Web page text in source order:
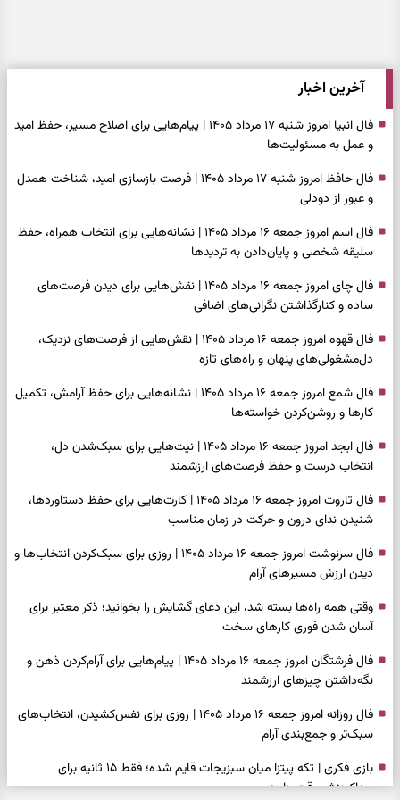
آخرین اخبار
فال انبیا امروز شنبه ۱۷ مرداد ۱۴۰۵ | پیام‌هایی برای اصلاح مسیر، حفظ امید
و عمل به مسئولیت‌ها
فال حافظ امروز شنبه ۱۷ مرداد ۱۴۰۵ | فرصت بازسازی امید، شناخت همدل
و عبور از دودلی
فال اسم امروز جمعه ۱۶ مرداد ۱۴۰۵ | نشانه‌هایی برای انتخاب همراه، حفظ
سلیقه شخصی و پایان‌دادن به تردیدها
فال چای امروز جمعه ۱۶ مرداد ۱۴۰۵ | نقش‌هایی برای دیدن فرصت‌های
ساده و کنارگذاشتن نگرانی‌های اضافی
فال قهوه امروز جمعه ۱۶ مرداد ۱۴۰۵ | نقش‌هایی از فرصت‌های نزدیک،
دل‌مشغولی‌های پنهان و راه‌های تازه
فال شمع امروز جمعه ۱۶ مرداد ۱۴۰۵ | نشانه‌هایی برای حفظ آرامش، تکمیل
کارها و روشن‌کردن خواسته‌ها
فال ابجد امروز جمعه ۱۶ مرداد ۱۴۰۵ | نیت‌هایی برای سبک‌شدن دل،
انتخاب درست و حفظ فرصت‌های ارزشمند
فال تاروت امروز جمعه ۱۶ مرداد ۱۴۰۵ | کارت‌هایی برای حفظ دستاوردها،
شنیدن ندای درون و حرکت در زمان مناسب
فال سرنوشت امروز جمعه ۱۶ مرداد ۱۴۰۵ | روزی برای سبک‌کردن انتخاب‌ها و
دیدن ارزش مسیرهای آرام
وقتی همه راه‌ها بسته شد، این دعای گشایش را بخوانید؛ ذکر معتبر برای
آسان شدن فوری کارهای سخت
فال فرشتگان امروز جمعه ۱۶ مرداد ۱۴۰۵ | پیام‌هایی برای آرام‌کردن ذهن و
نگه‌داشتن چیزهای ارزشمند
فال روزانه امروز جمعه ۱۶ مرداد ۱۴۰۵ | روزی برای نفس‌کشیدن، انتخاب‌های
سبک‌تر و جمع‌بندی آرام
بازی فکری | تکه پیتزا میان سبزیجات قایم شده؛ فقط ۱۵ ثانیه برای
پیداکردنش وقت دارید